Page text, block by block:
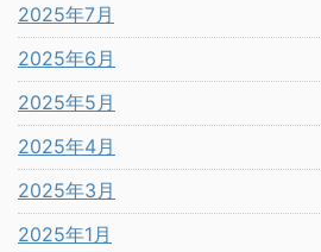
2025年7月
2025年6月
2025年5月
2025年4月
2025年3月
2025年1月